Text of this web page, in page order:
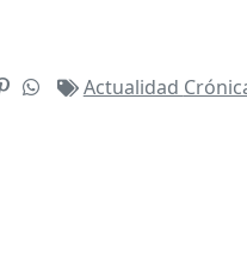
Actualidad